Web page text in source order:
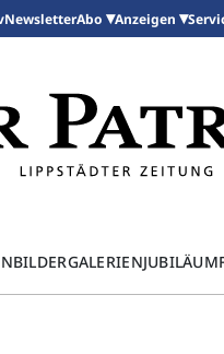
NewsletterAbo Anzeigen
BILDERGALERIENJUBILÄUM